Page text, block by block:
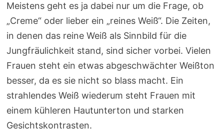
Meistens geht es ja dabei nur um die Frage, ob
„Creme“ oder lieber ein „reines Weiß“. Die Zeiten,
in denen das reine Weiß als Sinnbild für die
Jungfräulichkeit stand, sind sicher vorbei. Vielen
Frauen steht ein etwas abgeschwächter Weißton
besser, da es sie nicht so blass macht. Ein
strahlendes Weiß wiederum steht Frauen mit
einem kühleren Hautunterton und starken
Gesichtskontrasten.